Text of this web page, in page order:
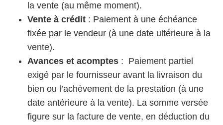
la vente (au même moment).
Vente à crédit : Paiement à une échéance
fixée par le vendeur (à une date ultérieure à la
vente).
Avances et acomptes : Paiement partiel
exigé par le fournisseur avant la livraison du
bien ou l’achèvement de la prestation (à une
date antérieure à la vente). La somme versée
figure sur la facture de vente, en déduction du